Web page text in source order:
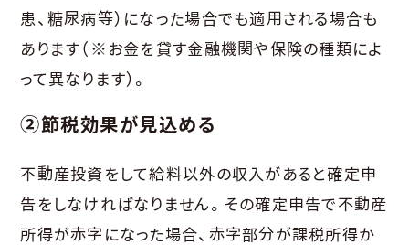
患、糖尿病等）になった場合でも適用される場合も
あります（※お金を貸す金融機関や保険の種類によ
って異なります）。
②節税効果が見込める
不動産投資をして給料以外の収入があると確定申
告をしなければなりません。その確定申告で不動産
所得が赤字になった場合、赤字部分が課税所得か